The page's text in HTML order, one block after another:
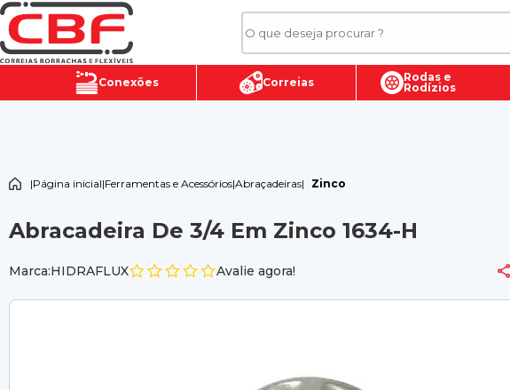
Conexões Correias
Rodas e
Rodízios
|Página inicial|Ferramentas e Acessórios|Abraçadeiras| Zinco
Abracadeira De 3/4 Em Zinco 1634-H
Marca:HIDRAFLUX Avalie agora!